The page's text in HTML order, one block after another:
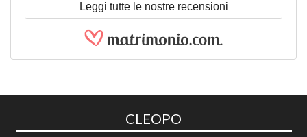
Leggi tutte le nostre recensioni
CLEOPO